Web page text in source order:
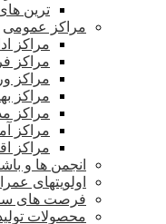
ترین
مراکز عمومی
مراکز
مراکز
مراکز
مراکز
مراکز
مراکز
مراکز
انجمن ها و
اولویتهای
فرصت های
محصولات